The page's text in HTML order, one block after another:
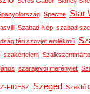
Spectre Star
Szabad Nép szabad
téri szovjet emlékmű
szakértelem
szarajevói merénylet
FIDESZ Szeged Szekfű